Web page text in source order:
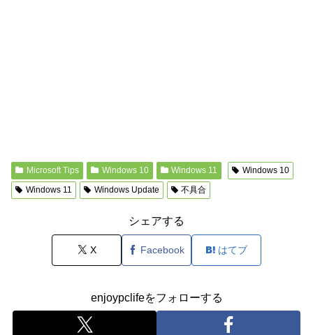
Microsoft Tips Windows 10 Windows 11
Windows 10
Windows 11
Windows Update 不具合
シェアする
X Facebook はてブ
enjoypclifeをフォローする